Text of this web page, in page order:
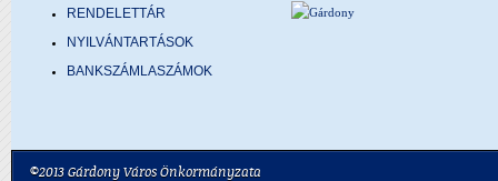
RENDELETTÁR
NYILVÁNTARTÁSOK
BANKSZÁMLASZÁMOK
©2013 Gárdony Város Önkormányzata